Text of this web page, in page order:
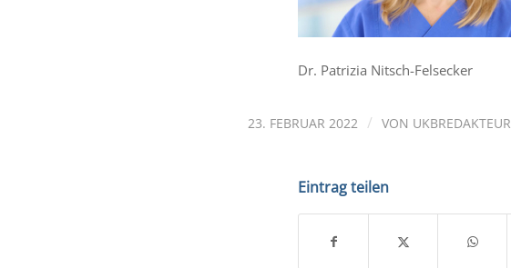
Dr. Patrizia Nitsch-Felsecker
23. FEBRUAR 2022 / VON UKBREDAKTEUR
Eintrag teilen